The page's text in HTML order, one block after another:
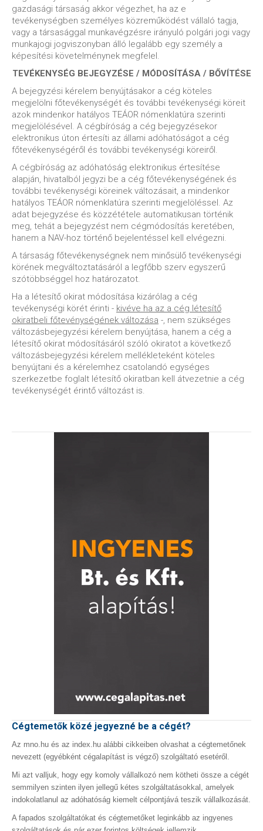
gazdasági társaság akkor végezhet, ha az e
tevékenységben személyes közreműködést vállaló tagja,
vagy a társasággal munkavégzésre irányuló polgári jogi vagy
munkajogi jogviszonyban álló legalább egy személy a
képesítési követelménynek megfelel.
TEVÉKENYSÉG BEJEGYZÉSE / MÓDOSÍTÁSA / BŐVÍTÉSE
A bejegyzési kérelem benyújtásakor a cég köteles
megjelölni főtevékenységét és további tevékenységi köreit
azok mindenkor hatályos TEÁOR nómenklatúra szerinti
megjelölésével. A cégbíróság a cég bejegyzésekor
elektronikus úton értesíti az állami adóhatóságot a cég
főtevékenységéről és további tevékenységi köreiről.
A cégbíróság az adóhatóság elektronikus értesítése
alapján, hivatalból jegyzi be a cég főtevékenységének és
további tevékenységi köreinek változásait, a mindenkor
hatályos TEÁOR nómenklatúra szerinti megjelöléssel. Az
adat bejegyzése és közzététele automatikusan történik
meg, tehát a bejegyzést nem cégmódosítás keretében,
hanem a NAV-hoz történő bejelentéssel kell elvégezni.
A társaság főtevékenységnek nem minősülő tevékenységi
körének megváltoztatásáról a legfőbb szerv egyszerű
szótöbbséggel hoz határozatot.
Ha a létesítő okirat módosítása kizárólag a cég
tevékenységi körét érinti - kivéve ha az a cég létesítő
okiratbeli főtevénységének változása -, nem szükséges
változásbejegyzési kérelem benyújtása, hanem a cég a
létesítő okirat módosításáról szóló okiratot a következő
változásbejegyzési kérelem mellékleteként köteles
benyújtani és a kérelemhez csatolandó egységes
szerkezetbe foglalt létesítő okiratban kell átvezetnie a cég
tevékenységét érintő változást is.
Cégtemetők közé jegyezné be a cégét?
Az mno.hu és az index.hu alábbi cikkeiben olvashat a cégtemetőnek
nevezett (egyébként cégalapítást is végző) szolgáltató esetéről.
Mi azt valljuk, hogy egy komoly vállalkozó nem kötheti össze a cégét
semmilyen szinten ilyen jellegű kétes szolgáltatásokkal, amelyek
indokolatlanul az adóhatóság kiemelt célpontjává teszik vállalkozását.
A fapados szolgáltatókat és cégtemetőket leginkább az ingyenes